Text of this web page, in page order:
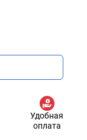
Удобная
оплата